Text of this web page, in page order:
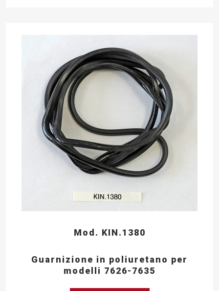
Mod. KIN.1380
Guarnizione in poliuretano per
modelli 7626-7635